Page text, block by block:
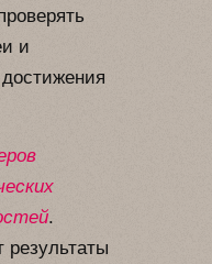
и
.
результаты